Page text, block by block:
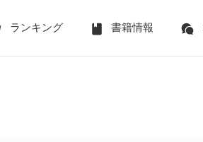
ランキング 書籍情報